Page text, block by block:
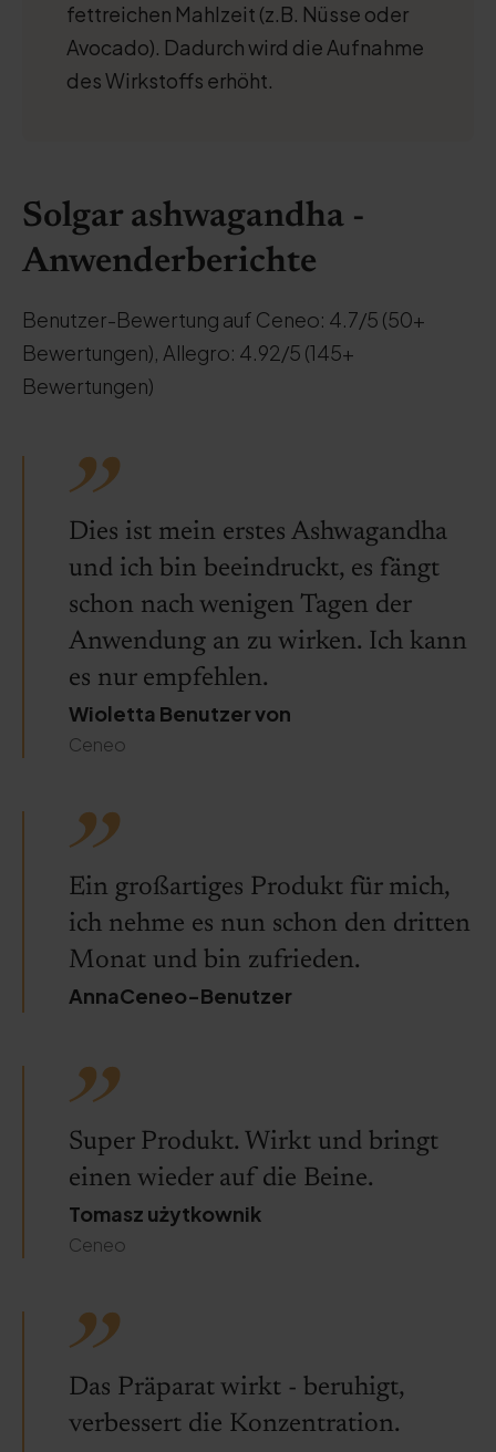
fettreichen Mahlzeit (z.B. Nüsse oder
Avocado). Dadurch wird die Aufnahme
des Wirkstoffs erhöht.
Solgar ashwagandha -
Anwenderberichte
Benutzer-Bewertung auf Ceneo: 4.7/5 (50+
Bewertungen), Allegro: 4.92/5 (145+
Bewertungen)
Dies ist mein erstes Ashwagandha
und ich bin beeindruckt, es fängt
schon nach wenigen Tagen der
Anwendung an zu wirken. Ich kann
es nur empfehlen.
Wioletta Benutzer von
Ceneo
Ein großartiges Produkt für mich,
ich nehme es nun schon den dritten
Monat und bin zufrieden.
AnnaCeneo-Benutzer
Super Produkt. Wirkt und bringt
einen wieder auf die Beine.
Tomasz użytkownik
Ceneo
Das Präparat wirkt - beruhigt,
verbessert die Konzentration.